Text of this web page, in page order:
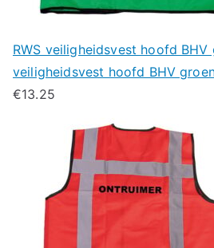
RWS veiligheidsvest hoofd BHV
veiligheidsvest hoofd BHV
€13.25